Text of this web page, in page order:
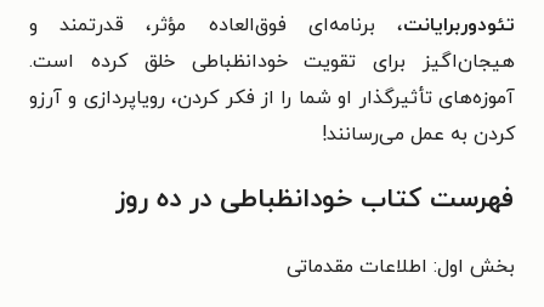
تئودوربرایانت، برنامه‌ای فوق‌العاده مؤثر، قدرتمند و
هیجان‌اگیز برای تقویت خودانظباطی خلق کرده است.
آموزه‌های تأثیرگذار او شما را از فکر کردن، رویاپردازی و آرزو
کردن به عمل می‌رسانند!
فهرست کتاب خودانظباطی در ده روز
بخش اول: اطلاعات مقدماتی